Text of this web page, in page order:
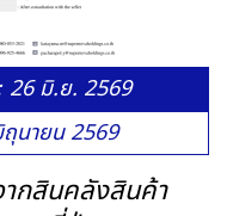
26 มิ.ย. 2569
นายน 2569
กสินคลังสินค้า